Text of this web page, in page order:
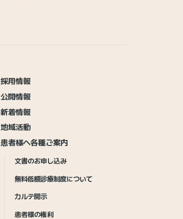
採用情報
公開情報
新着情報
地域活動
患者様へ各種ご案内
文書のお申し込み
無料低額診療制度について
カルテ開示
患者様の権利